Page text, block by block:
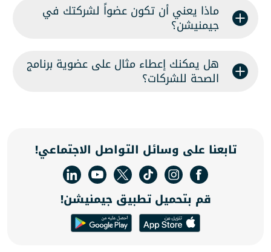
ماذا يعني أن تكون عضواً لشركتك في
جيمنيشن؟
هل يمكنك إعطاء مثال على عضوية برنامج
الصحة للشركات؟
تابعنا على وسائل التواصل الاجتماعي!
قم بتحميل تطبيق جيمنيشن!